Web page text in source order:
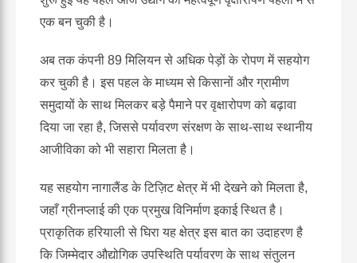
एक बन चुकी है।
अब तक कंपनी 89 मिलियन से अधिक पेड़ों के रोपण में सहयोग
कर चुकी है। इस पहल के माध्यम से किसानों और ग्रामीण
समुदायों के साथ मिलकर बड़े पैमाने पर वृक्षारोपण को बढ़ावा
दिया जा रहा है, जिससे पर्यावरण संरक्षण के साथ-साथ स्थानीय
आजीविका को भी सहारा मिलता है।
यह सहयोग नागालैंड के टिज़िट क्षेत्र में भी देखने को मिलता है,
जहाँ ग्रीनप्लाई की एक प्रमुख विनिर्माण इकाई स्थित है।
प्राकृतिक हरियाली से घिरा यह क्षेत्र इस बात का उदाहरण है
कि जिम्मेदार औद्योगिक उपस्थिति पर्यावरण के साथ संतुलन